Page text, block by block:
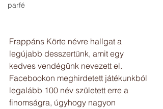
parfé
Frappáns Körte névre hallgat a
legújabb desszertünk, amit egy
kedves vendégünk nevezett el.
Facebookon meghirdetett játékunkból
legalább 100 név született erre a
finomságra, úgyhogy nagyon